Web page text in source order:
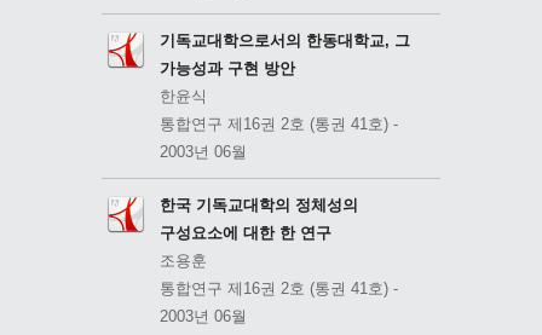
기독교대학으로서의 한동대학교, 그
가능성과 구현 방안
한윤식
통합연구 제16권 2호 (통권 41호) -
2003년 06월
한국 기독교대학의 정체성의
구성요소에 대한 한 연구
조용훈
통합연구 제16권 2호 (통권 41호) -
2003년 06월